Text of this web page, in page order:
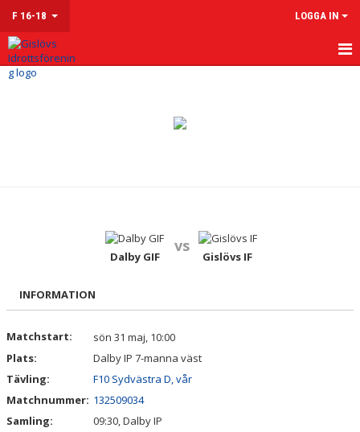
F 16-18 LOGGA IN
HEM
Dalby GIF
vs
Gislövs IF
INFORMATION
Matchstart:
sön 31 maj, 10:00
Plats:
Dalby IP 7-manna väst
Tävling:
F10 Sydvästra D, vår
Matchnummer: 132509034
Samling:
09:30, Dalby IP